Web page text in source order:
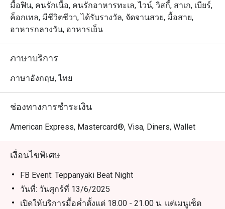
มื้อฟิน, คนรักเนื้อ, คนรักอาหารทะเล, ไวน์, วิสกี้, สาเก, เบียร์,
ค็อกเทล, มีชีวิตชีวา, ได้รับรางวัล, จัดจานสวย, มื้อสาย,
อาหารกลางวัน, อาหารเย็น
ภาษาบริการ
ภาษาอังกฤษ, ไทย
ช่องทางการชำระเงิน
American Express, Mastercard®, Visa, Diners, Wallet
เงื่อนไขพิเศษ
FB Event: Teppanyaki Beat Night
วันที่: วันศุกร์ที่ 13/6/2025
เปิดให้บริการมื้อค่ำตั้งแต่ 18.00 - 21.00 น. แต่เมนูเซ็ต